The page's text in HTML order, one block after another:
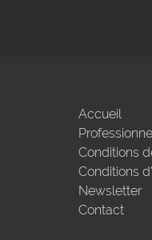
Accueil
Conditions
Conditions
Newsletter
Contact